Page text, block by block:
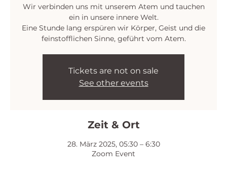
Wir verbinden uns mit unserem Atem und tauchen
ein in unsere innere Welt.
Eine Stunde lang erspüren wir Körper, Geist und die
feinstofflichen Sinne, geführt vom Atem.
Tickets are not on sale
See other events
Zeit & Ort
28. März 2025, 05:30 – 6:30
Zoom Event